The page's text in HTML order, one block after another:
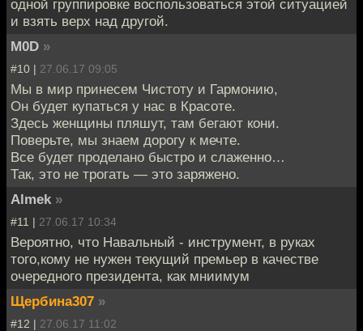
одной группировке воспользоваться этой ситуацией
и взять верх над другой.
M0D »
#10 | 27.06.17 09:05
Мы в мир принесем Чистоту и Гармонию,
Он будет купаться у нас в Красоте.
Здесь женщины пляшут, там бегают кони.
Поверьте, мы знаем дорогу к мечте.
Все будет проделано быстро и слаженно…
Так, это не трогать — это заряжено.
Almek »
#11 | 27.06.17 10:34
Вероятно, что Навальный - инструмент, в руках
того,кому не нужен текущий премьер в качестве
очередного президента, как мниимум
Щербина307 »
#12 | 27.06.17 11:02